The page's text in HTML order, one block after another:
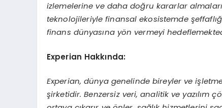
izlemelerine ve daha doğru kararlar
teknolojileriyle finansal ekosistemde
finans dünyasına yön vermeyi
Experian Hakkında:
Experian, dünya genelinde bireyler ve
şirketidir. Benzersiz veri, analitik ve yazılım